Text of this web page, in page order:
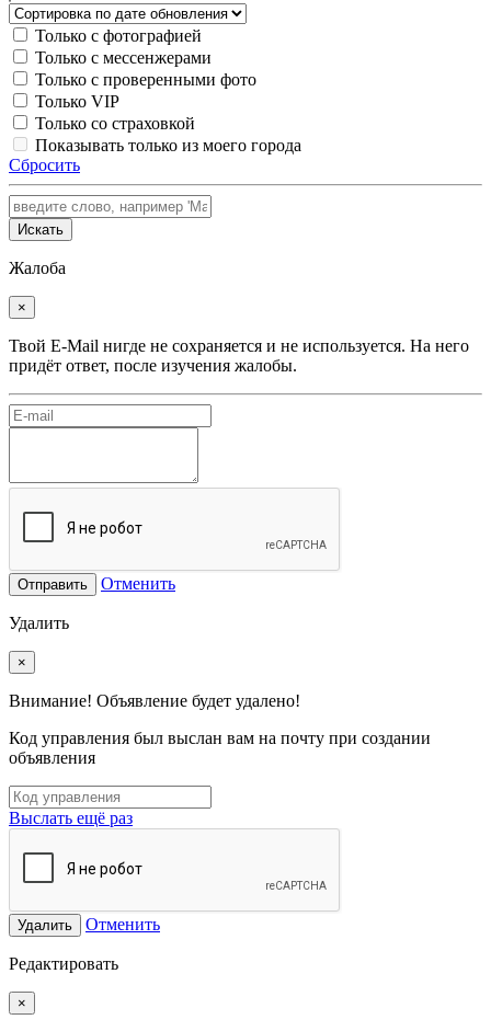
Только с фотографией
Только с мессенжерами
Только с проверенными фото
Только VIP
Только со страховкой
Показывать только из моего города
Сбросить
Искать
Жалоба
×
Твой E-Mail нигде не сохраняется и не используется. На него
придёт ответ, после изучения жалобы.
Отправить Отменить
Удалить
×
Внимание! Объявление будет удалено!
Код управления был выслан вам на почту при создании
объявления
Выслать ещё раз
Удалить Отменить
Редактировать
×